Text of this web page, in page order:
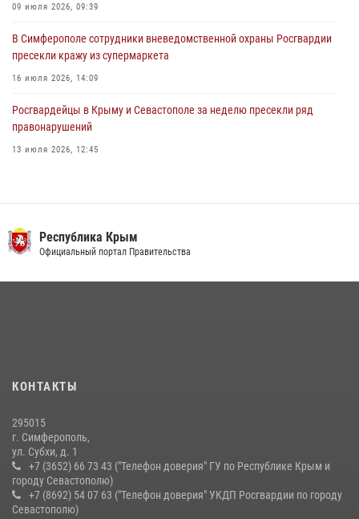
09 июля 2026, 09:39
В Симферополе сотрудники вневедомственной охраны Росгвардии
пресекли кражу из супермаркета
16 июля 2026, 14:09
Росгвардейцы в Крыму и Севастополе за неделю пресекли ряд
правонарушений
13 июля 2026, 12:45
21 июля 2026, 13:18
Росгвардия в Крыму и Севастополе задержала ряд
правонарушителей
10 июля 2026, 15:10
Республика Крым
Официальный портал Правительства
КОНТАКТЫ
295015
г. Симферополь,
ул. Субхи, д. 1
+7 (3652) 66 73 43 ("Телефон доверия" ГУ по Республике Крым и
городу Севастополю)
+7 (8692) 54 07 63 ("Телефон доверия" УКДП Росгвардии по городу
Севастополю)